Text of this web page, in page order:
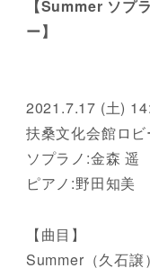
【Summer ソプ
ー】
2021.7.17 (土)
扶桑文化会館ロビ
ソプラノ:金森 遥
ピアノ:野田知美
【曲目】
Summer（久石譲）